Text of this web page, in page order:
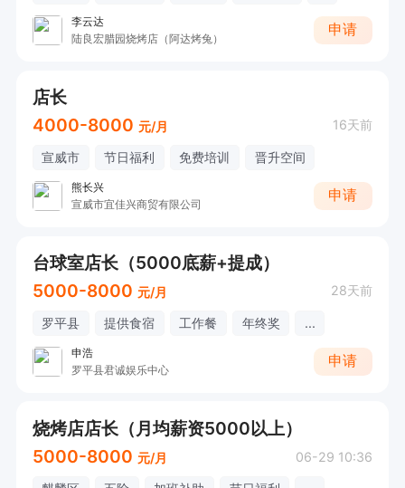
李云达
陆良宏腊园烧烤店（阿达烤兔）
申请
店长
4000-8000 元/月 16天前
宣威市 节日福利 免费培训 晋升空间
熊长兴
宣威市宜佳兴商贸有限公司
申请
台球室店长（5000底薪+提成）
5000-8000 元/月 28天前
罗平县 提供食宿 工作餐 年终奖 ...
申浩
罗平县君诚娱乐中心
申请
烧烤店店长（月均薪资5000以上）
5000-8000 元/月 06-29 10:36